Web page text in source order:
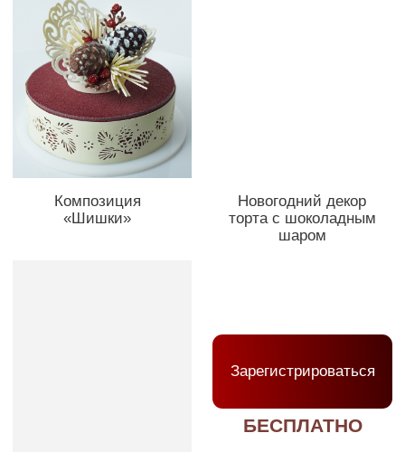
Пройти марафон в телеграм
БЕСПЛАТНО
1990 руб.